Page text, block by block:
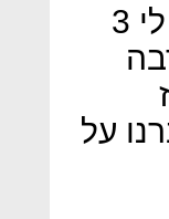
בשיחה עם "כלכליסט" הרחיבה השרה ואמרה כי "לקח לי 3
עם הרבה
על